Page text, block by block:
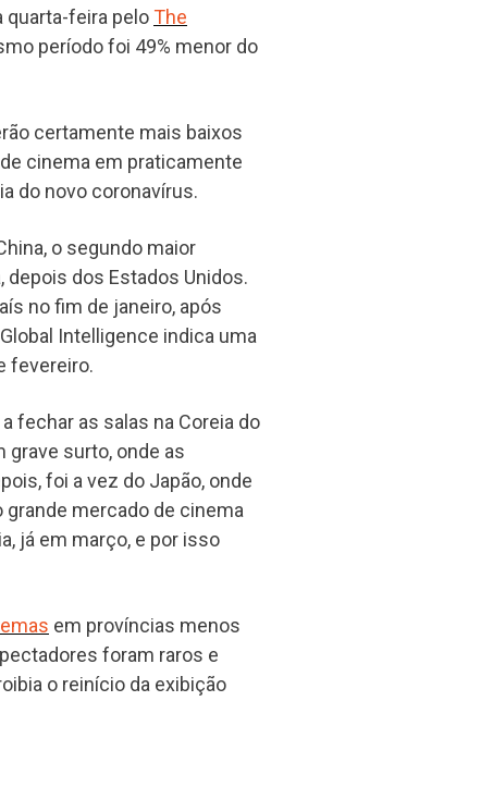
quarta-feira peloThe
período foi 49% menor do
certamente mais baixos
cinema em praticamente
do novo coronavírus.
o segundo maior
dos Estados Unidos.
no fim de janeiro, após
Intelligence indica uma
fevereiro.
fechar as salas na Coreia do
grave surto, onde as
foi a vez do Japão, onde
grande mercado de cinema
já em março, e por isso
em províncias menos
foram raros e
o reinício da exibição